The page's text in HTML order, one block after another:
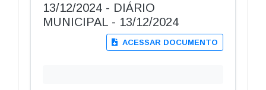
13/12/2024 - DIÁRIO
MUNICIPAL - 13/12/2024
ACESSAR DOCUMENTO